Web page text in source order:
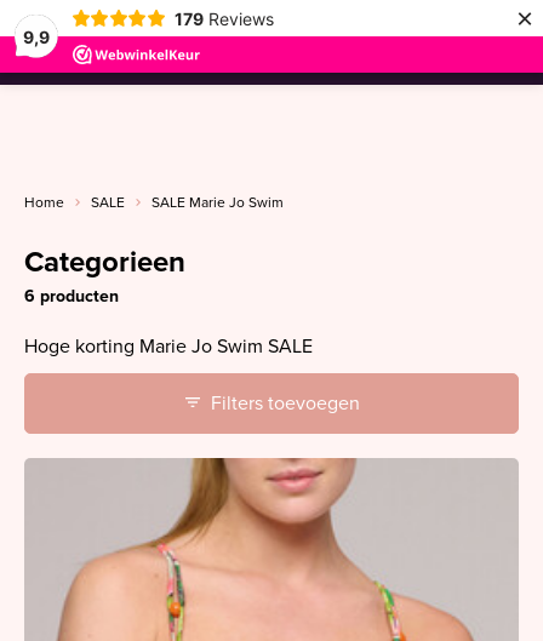
9,9
179 Reviews ×
menu
Home SALE SALE Marie Jo Swim
Categorieen
6 producten
Hoge korting Marie Jo Swim SALE
Filters toevoegen